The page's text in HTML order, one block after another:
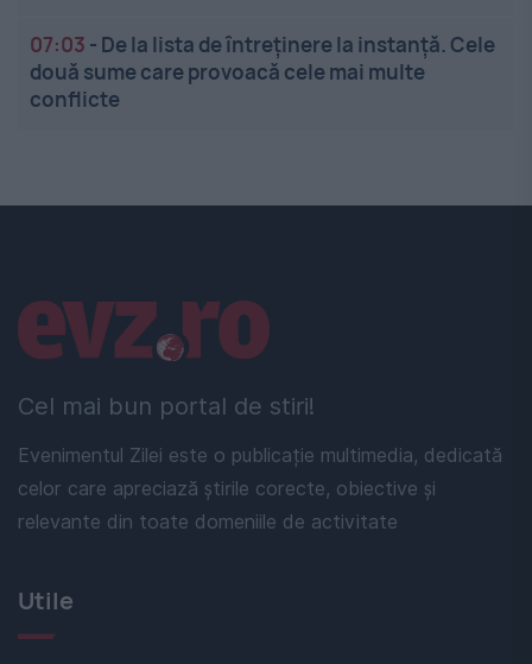
07:03 - De la lista de întreținere la instanță. Cele
două sume care provoacă cele mai multe
conflicte
Cel mai bun portal de stiri!
Evenimentul Zilei este o publicație multimedia, dedicată
celor care apreciază știrile corecte, obiective și
relevante din toate domeniile de activitate
Linkuri utile
Utile